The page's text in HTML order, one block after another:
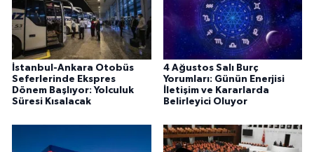
İstanbul-Ankara Otobüs
Seferlerinde Ekspres
Dönem Başlıyor: Yolculuk
Süresi Kısalacak
4 Ağustos Salı Burç
Yorumları: Günün Enerjisi
İletişim ve Kararlarda
Belirleyici Oluyor